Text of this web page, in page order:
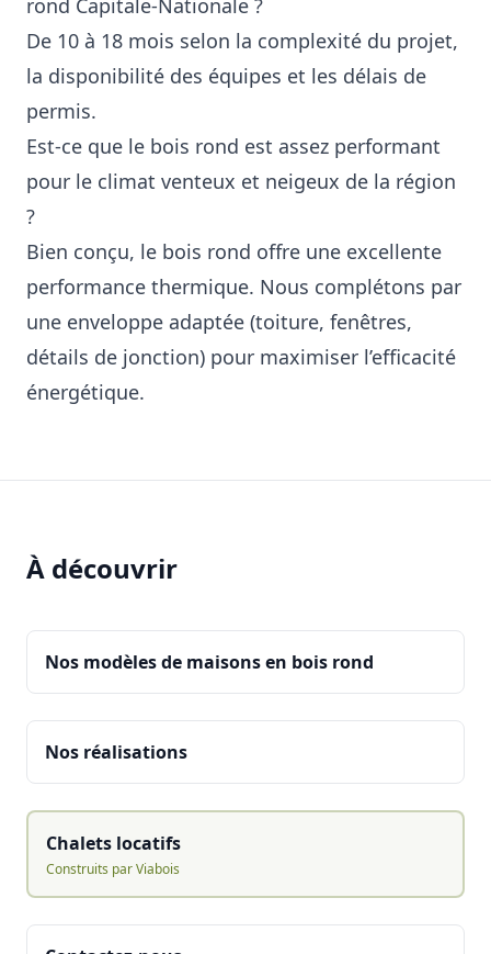
rond Capitale‑Nationale ?
De 10 à 18 mois selon la complexité du projet,
la disponibilité des équipes et les délais de
permis.
Est‑ce que le bois rond est assez performant
pour le climat venteux et neigeux de la région
?
Bien conçu, le bois rond offre une excellente
performance thermique. Nous complétons par
une enveloppe adaptée (toiture, fenêtres,
détails de jonction) pour maximiser l’efficacité
énergétique.
À découvrir
Nos modèles de maisons en bois rond
Nos réalisations
Chalets locatifs
Construits par Viabois